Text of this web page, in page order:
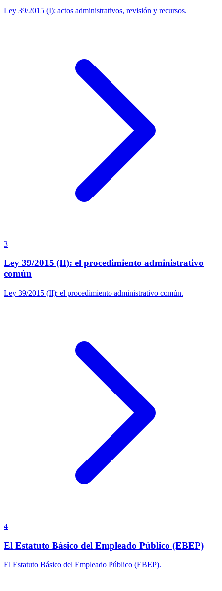
Ley 39/2015 (I): actos administrativos, revisión y recursos.
3
Ley 39/2015 (II): el procedimiento administrativo
común
Ley 39/2015 (II): el procedimiento administrativo común.
4
El Estatuto Básico del Empleado Público (EBEP)
El Estatuto Básico del Empleado Público (EBEP).